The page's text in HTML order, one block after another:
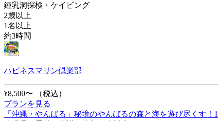
鍾乳洞探検・ケイビング
2歳以上
1名以上
約3時間
ハピネスマリン倶楽部
¥8,500〜
（税込）
プランを見る
「沖縄・やんばる」秘境のやんばるの森と海を遊び尽くす